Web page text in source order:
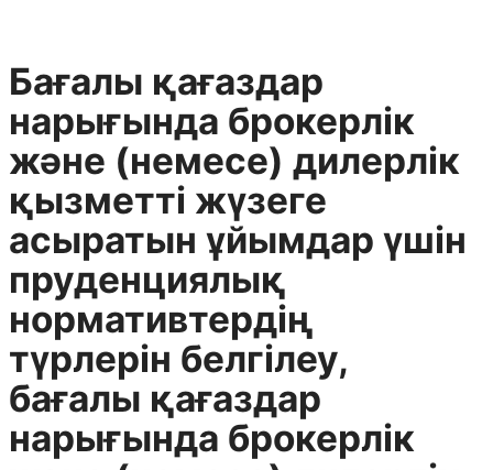
Бағалы қағаздар
нарығында брокерлік
және (немесе) дилерлік
қызметті жүзеге
асыратын ұйымдар үшін
пруденциялық
нормативтердің
түрлерін белгілеу,
бағалы қағаздар
нарығында брокерлік